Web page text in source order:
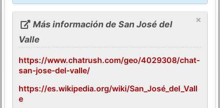
×
Más información de San José del
Valle
https://www.chatrush.com/geo/4029308/chat-
san-jose-del-valle/
https://es.wikipedia.org/wiki/San_José_del_Vall
e